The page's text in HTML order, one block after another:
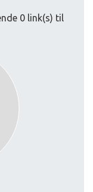
0 link(s) til